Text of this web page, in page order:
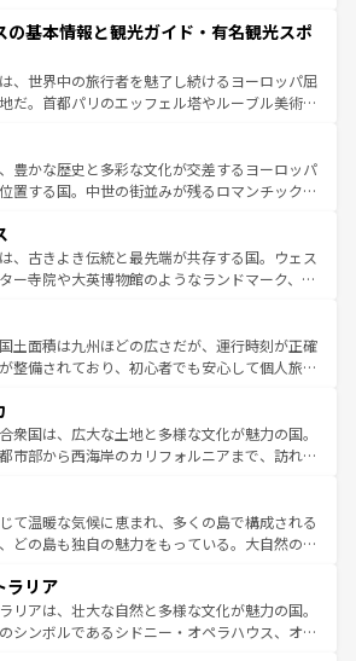
るイタリアで、忘れられない旅をしてみよう！
のイタリア情報は
くこの国では、情熱的なフラメンコ、熱気あふ
そして美味しいタパスが生活の一部となってい
ドリードの洗練された雰囲気や、バルセロナの
れた街角から、地方では古代ローマ遺跡や中世
によって風土や気候が異なるスペインはその個
性で訪れる人を魅了する。 なお、新着のスペイン情報は コ
覧を参照してほしい。
の基本情報と観光ガイド・有名観光スポ
、世界中の旅行者を魅了し続けるヨーロッパ屈
だ。首都パリのエッフェル塔やルーブル美術館
魅力が詰まっている。華麗な宮殿、歴史的な大
いビーチ、そして豊かな自然が、訪れる者を心
る。また、フランスは美食の国としても知ら
ンパンの発祥地であるランス、プロヴァンスの
ベンダー畑など、多彩な楽しみ方が可能だ。さ
以外の地域にも魅力が溢れており、どの街角に
足を運ぶとそれぞれで全く異なる文化を体験で
きるだろう。 なお、新着のフランス情報はコンテンツ一覧
ほしい。
豊かな歴史と多彩な文化が交差するヨーロッパ
置する国。中世の街並みが残るロマンチック街
の国は、どこを歩いても飽きることがない。ベ
化的活気、バイエルン州のアルプスの絶景、そ
川沿いのワイン畑といった風景は必見。ビール
な人にはぜひ体験してほしい。 なお、新着の
はコンテンツ一覧を参照してほしい。
、古きよき伝統と最先端が共存する国。ウェス
ー寺院や大英博物館のようなランドマーク、歴
異なる魅力がある。また、優雅なアフタヌーン
ール好きにはたまらない英国パブ、サッカー観
場だからこそできる体験も豊富。イギリスを旅
を参照してほしい。
土面積は九州ほどの広さだが、運行時刻が正確
整備されており、初心者でも安心して個人旅行
のまま残る町や、スイスならではのユニークな
り、アルプス観光だけでなく町歩きも満喫する
る。国民の所得が高いため物価も高いが、旅行
無料で観光を楽しむこともできる。 なお、新
情報はコンテンツ一覧 を参照してほしい。
衆国は、広大な土地と多様な文化が魅力の国。
市部から西海岸のカリフォルニアまで、訪れる
大都市は、観光、ショッピング、エンターテイ
詰まった刺激的なスポットだ。一方、アメリカ
自然が広がり、グランドキャニオンやイエロー
オーリンズでは、音楽と美食が融合した独特の
。旅行者はアメリカの各地域で異なる魅力を楽
、その多様性と豊かな歴史を感じることができ
て温暖な気候に恵まれ、多くの島で構成される
どの島も独自の魅力をもっている。大自然の神
逃せない。また、定番の観光地といえばオアフ
かな自然を求めるならマウイ島やカウアイ島が
エメラルドグリーンに輝く海をはじめ、豊かな
ラリア
リアは、壮大な自然と多様な文化が魅力の国。
シンボルであるシドニー・オペラハウス、オー